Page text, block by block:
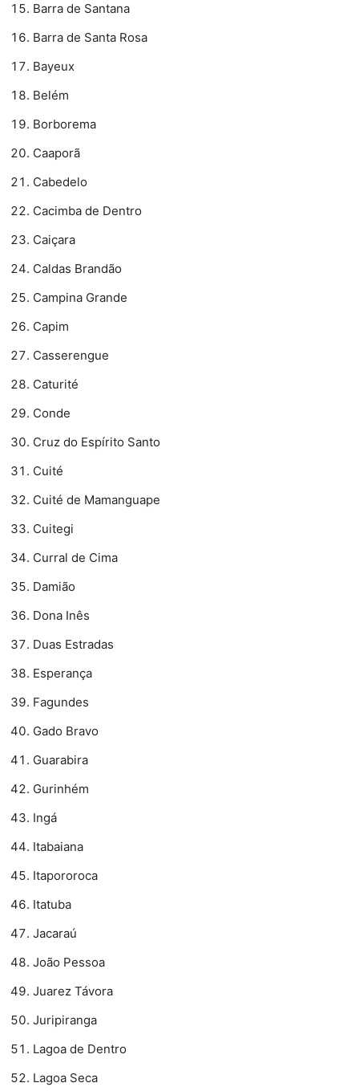
Barra de Santana
Barra de Santa Rosa
Bayeux
Belém
Borborema
Caaporã
Cabedelo
Cacimba de Dentro
Caiçara
Caldas Brandão
Campina Grande
Capim
Casserengue
Caturité
Conde
Cruz do Espírito Santo
Cuité
Cuité de Mamanguape
Cuitegi
Curral de Cima
Damião
Dona Inês
Duas Estradas
Esperança
Fagundes
Gado Bravo
Guarabira
Gurinhém
Ingá
Itabaiana
Itapororoca
Itatuba
Jacaraú
João Pessoa
Juarez Távora
Juripiranga
Lagoa de Dentro
Lagoa Seca